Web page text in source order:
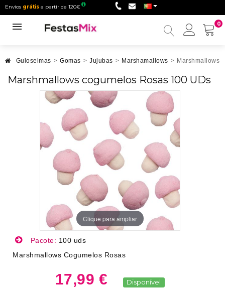
Envios grátis a partir de 120€
0
Minha
Guloseimas > Gomas > Jujubas > Marshamallows > Marshmallows
Marshmallows cogumelos Rosas 100 UDs
Clique para ampliar
Pacote: 100 uds
Marshmallows Cogumelos Rosas
17,99 € Disponível